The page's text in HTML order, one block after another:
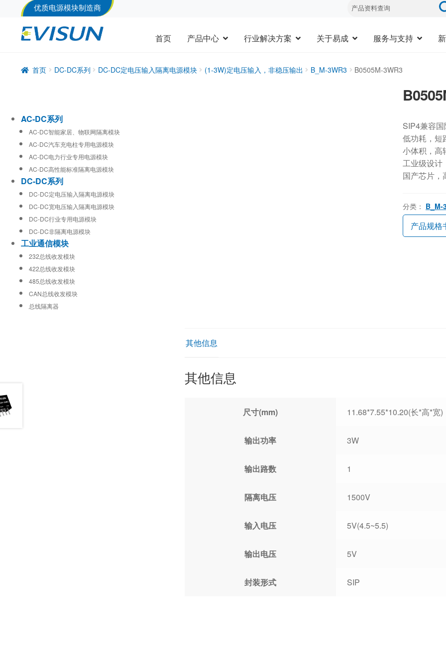
优质电源模块制造商
首页 产品中心 行业解决方案 关于易成 服务与支持
首页 DC-DC系列 DC-DC定电压输入隔离电源模块 (1-3W)定电压输入，非稳压输出 B_M-3WR3 B0505M-3WR3
SIP4兼容
低功耗，短
小体积，高
工业级设计
国产芯片，
分类： B_M-
产品规格
其他信息
其他信息
尺寸(mm) 11.68*7.55*10.20(长*高*宽)
输出功率 3W
输出路数 1
隔离电压 1500V
输入电压 5V(4.5~5.5)
输出电压 5V
封装形式 SIP
AC-DC系列
AC-DC智能家居、物联网隔离模块
AC-DC汽车充电柱专用电源模块
AC-DC电力行业专用电源模块
AC-DC高性能标准隔离电源模块
DC-DC系列
DC-DC定电压输入隔离电源模块
DC-DC宽电压输入隔离电源模块
DC-DC行业专用电源模块
DC-DC非隔离电源模块
工业通信模块
232总线收发模块
422总线收发模块
485总线收发模块
CAN总线收发模块
总线隔离器